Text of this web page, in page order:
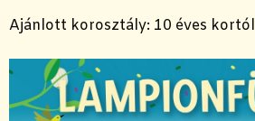
Ajánlott korosztály: 10 éves kortól